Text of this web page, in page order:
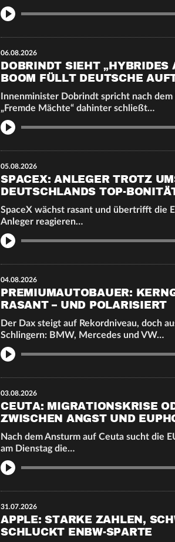
06.08.2026
DOBRINDT SIEHT
BOOM FÜLLT DEUTSCHE
Innenminister Dobrindt spricht nach
„Fremde Mächte“ dahinter schließt…
05.08.2026
SPACEX: ANLEGER TROTZ
DEUTSCHLANDS TOP-
SpaceX wächst rasant und übertrifft die
Anleger reagieren…
04.08.2026
PREMIUMAUTOBAUER:
RASANT – UND POLARISIERT
Der Dax steigt auf Rekordniveau, doch
Schlingern: BMW, Mercedes und VW…
03.08.2026
CEUTA: MIGRATIONSKRISE
ZWISCHEN ANGST UND
Nach dem Ansturm auf Ceuta sucht die
am Dienstag die…
31.07.2026
APPLE: STARKE ZAHLEN,
SCHLUCKT ENBW-SPARTE